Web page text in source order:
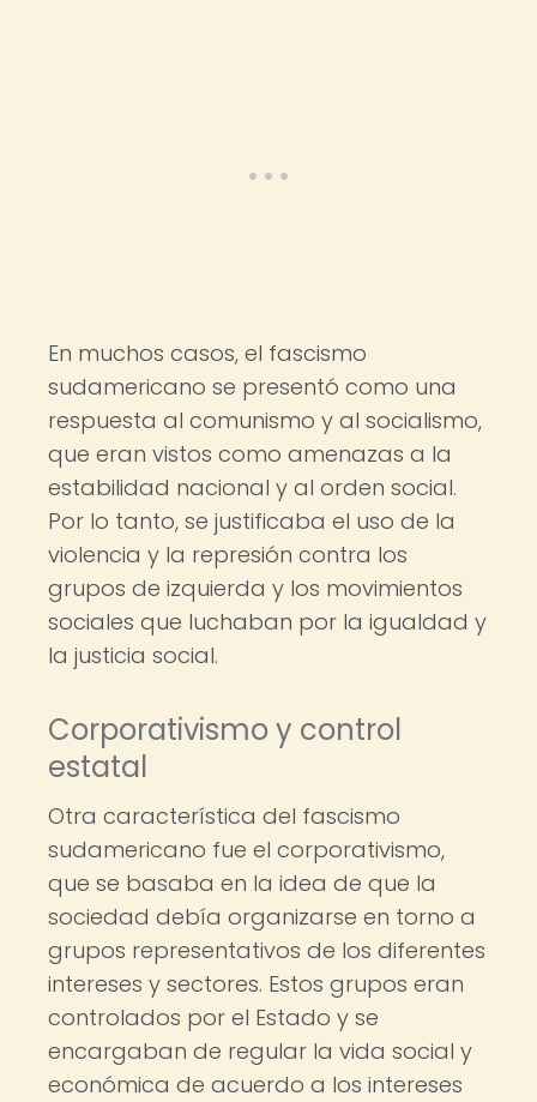
En muchos casos, el fascismo
sudamericano se presentó como una
respuesta al comunismo y al socialismo,
que eran vistos como amenazas a la
estabilidad nacional y al orden social.
Por lo tanto, se justificaba el uso de la
violencia y la represión contra los
grupos de izquierda y los movimientos
sociales que luchaban por la igualdad y
la justicia social.
Corporativismo y control
estatal
Otra característica del fascismo
sudamericano fue el corporativismo,
que se basaba en la idea de que la
sociedad debía organizarse en torno a
grupos representativos de los diferentes
intereses y sectores. Estos grupos eran
controlados por el Estado y se
encargaban de regular la vida social y
económica de acuerdo a los intereses